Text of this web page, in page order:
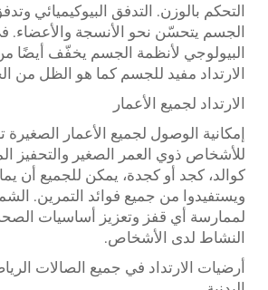
التحكم بالوزن. التدفق البيوكيميائي
الجسم يتحسّن نحو الأنسجة والأعضاء.
البيولوجي لأنظمة الجسم يخفّف أيضًا
الارتداد مفيد للجسم كما هو الظل من
الارتداد لجميع الأعمار
إمكانية الوصول لجميع الأعمار الصغيرة
للأشخاص ذوي العمر الصغير والتحفيز
كوالد، كجد أو كجدة، يمكن للجميع أن
ويستفيدوا من جميع فوائد التمرين.
لممارسة أي قفز وتعزيز أساسيات
النشاط لدى الأشخاص.
أرضيات الارتداد في جميع الصالات